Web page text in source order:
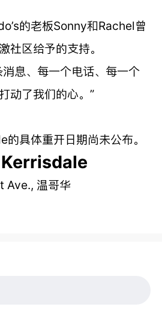
的老板Sonny和Rachel曾
社区给予的支持。
息、每一个电话、每一个
动了我们的心。”
的具体重开日期尚未公布。
Ave., 温哥华